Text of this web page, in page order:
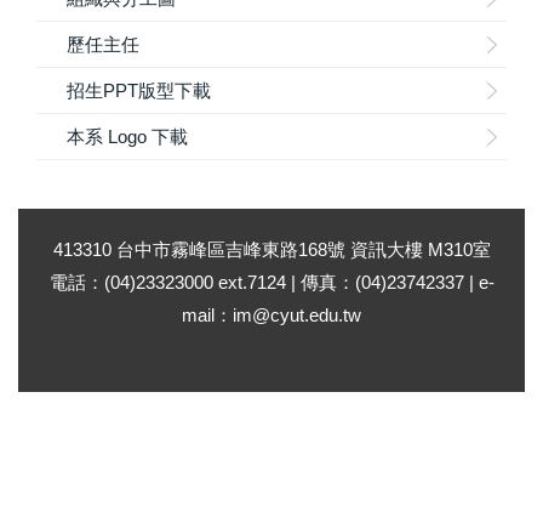
歷任主任
招生PPT版型下載
本系 Logo 下載
413310 台中市霧峰區吉峰東路168號 資訊大樓 M310室
電話：(04)23323000 ext.7124 | 傳真：(04)23742337 | e-
mail：im@cyut.edu.tw